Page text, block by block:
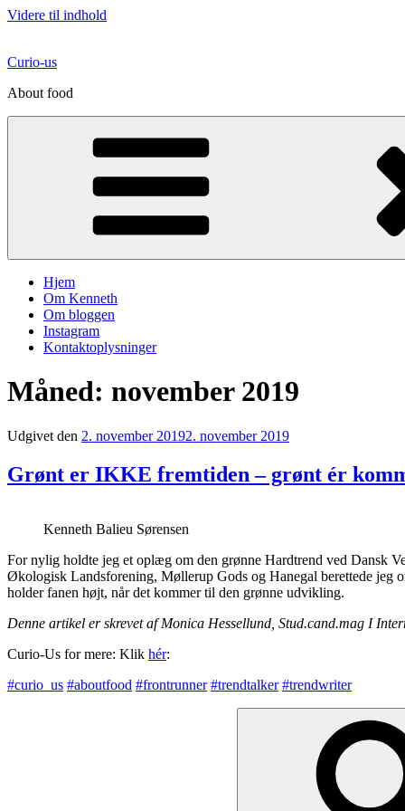
Videre til indhold
Curio-us
About food
Hjem
Om Kenneth
Om bloggen
Instagram
Kontaktoplysninger
Måned: november 2019
Udgivet den 2. november 20192. november 2019
Grønt er IKKE fremtiden – grønt ér
Kenneth Balieu Sørensen
For nylig holdte jeg et oplæg om den grønne Hardtrend ved Dansk
Økologisk Landsforening, Møllerup Gods og Hanegal berettede jeg
holder fanen højt, når det kommer til den grønne udvikling.
Denne artikel er skrevet af Monica Hessellund, Stud.cand.mag I
Curio-Us for mere: Klik hér:
#curio_us #aboutfood #frontrunner #trendtalker #trendwriter